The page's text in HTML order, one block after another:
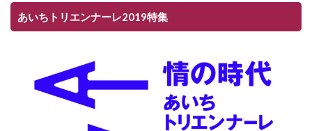
あいちトリエンナーレ2019特集